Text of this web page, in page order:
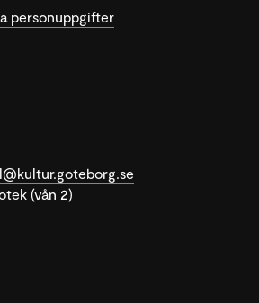
personuppgifter
(vån 2)